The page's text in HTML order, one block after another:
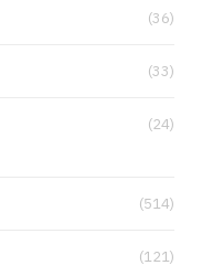
(36)
(33)
(24)
(514)
(121)